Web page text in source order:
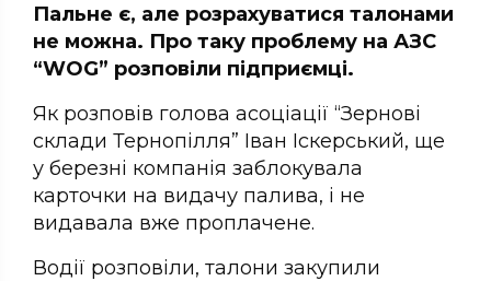
Пальне є, але розрахуватися талонами
не можна. Про таку проблему на АЗС
“WOG” розповіли підприємці.
Як розповів голова асоціації “Зернові
склади Тернопілля” Іван Іскерський, ще
у березні компанія заблокувала
карточки на видачу палива, і не
видавала вже проплачене.
Водії розповіли, талони закупили